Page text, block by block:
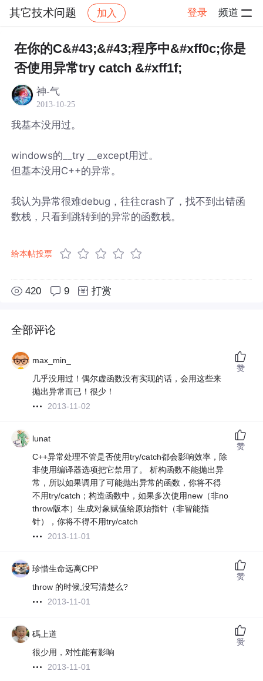
其它技术问题 加入 登录 频道
社区 其它技术问题 帖子详情
在你的C&#43;&#43;程序中&#xff0c;你是
否使用异常try catch &#xff1f;
神-气
2013-10-25
我基本没用过。
windows的__try __except用过。
但基本没用C++的异常。
我认为异常很难debug，往往crash了，找不到出错函
数栈，只看到跳转到的异常的函数栈。
给本帖投票
420 9 打赏
全部评论
max_min_
几乎没用过！偶尔虚函数没有实现的话，会用这些来
抛出异常而已！很少！
2013-11-02
赞
lunat
C++异常处理不管是否使用try/catch都会影响效率，除
非使用编译器选项把它禁用了。 析构函数不能抛出异
常，所以如果调用了可能抛出异常的函数，你将不得
不用try/catch；构造函数中，如果多次使用new（非no
throw版本）生成对象赋值给原始指针（非智能指
针），你将不得不用try/catch
2013-11-01
赞
珍惜生命远离CPP
throw 的时候,没写清楚么?
2013-11-01
赞
碼上道
很少用，对性能有影响
2013-11-01
赞